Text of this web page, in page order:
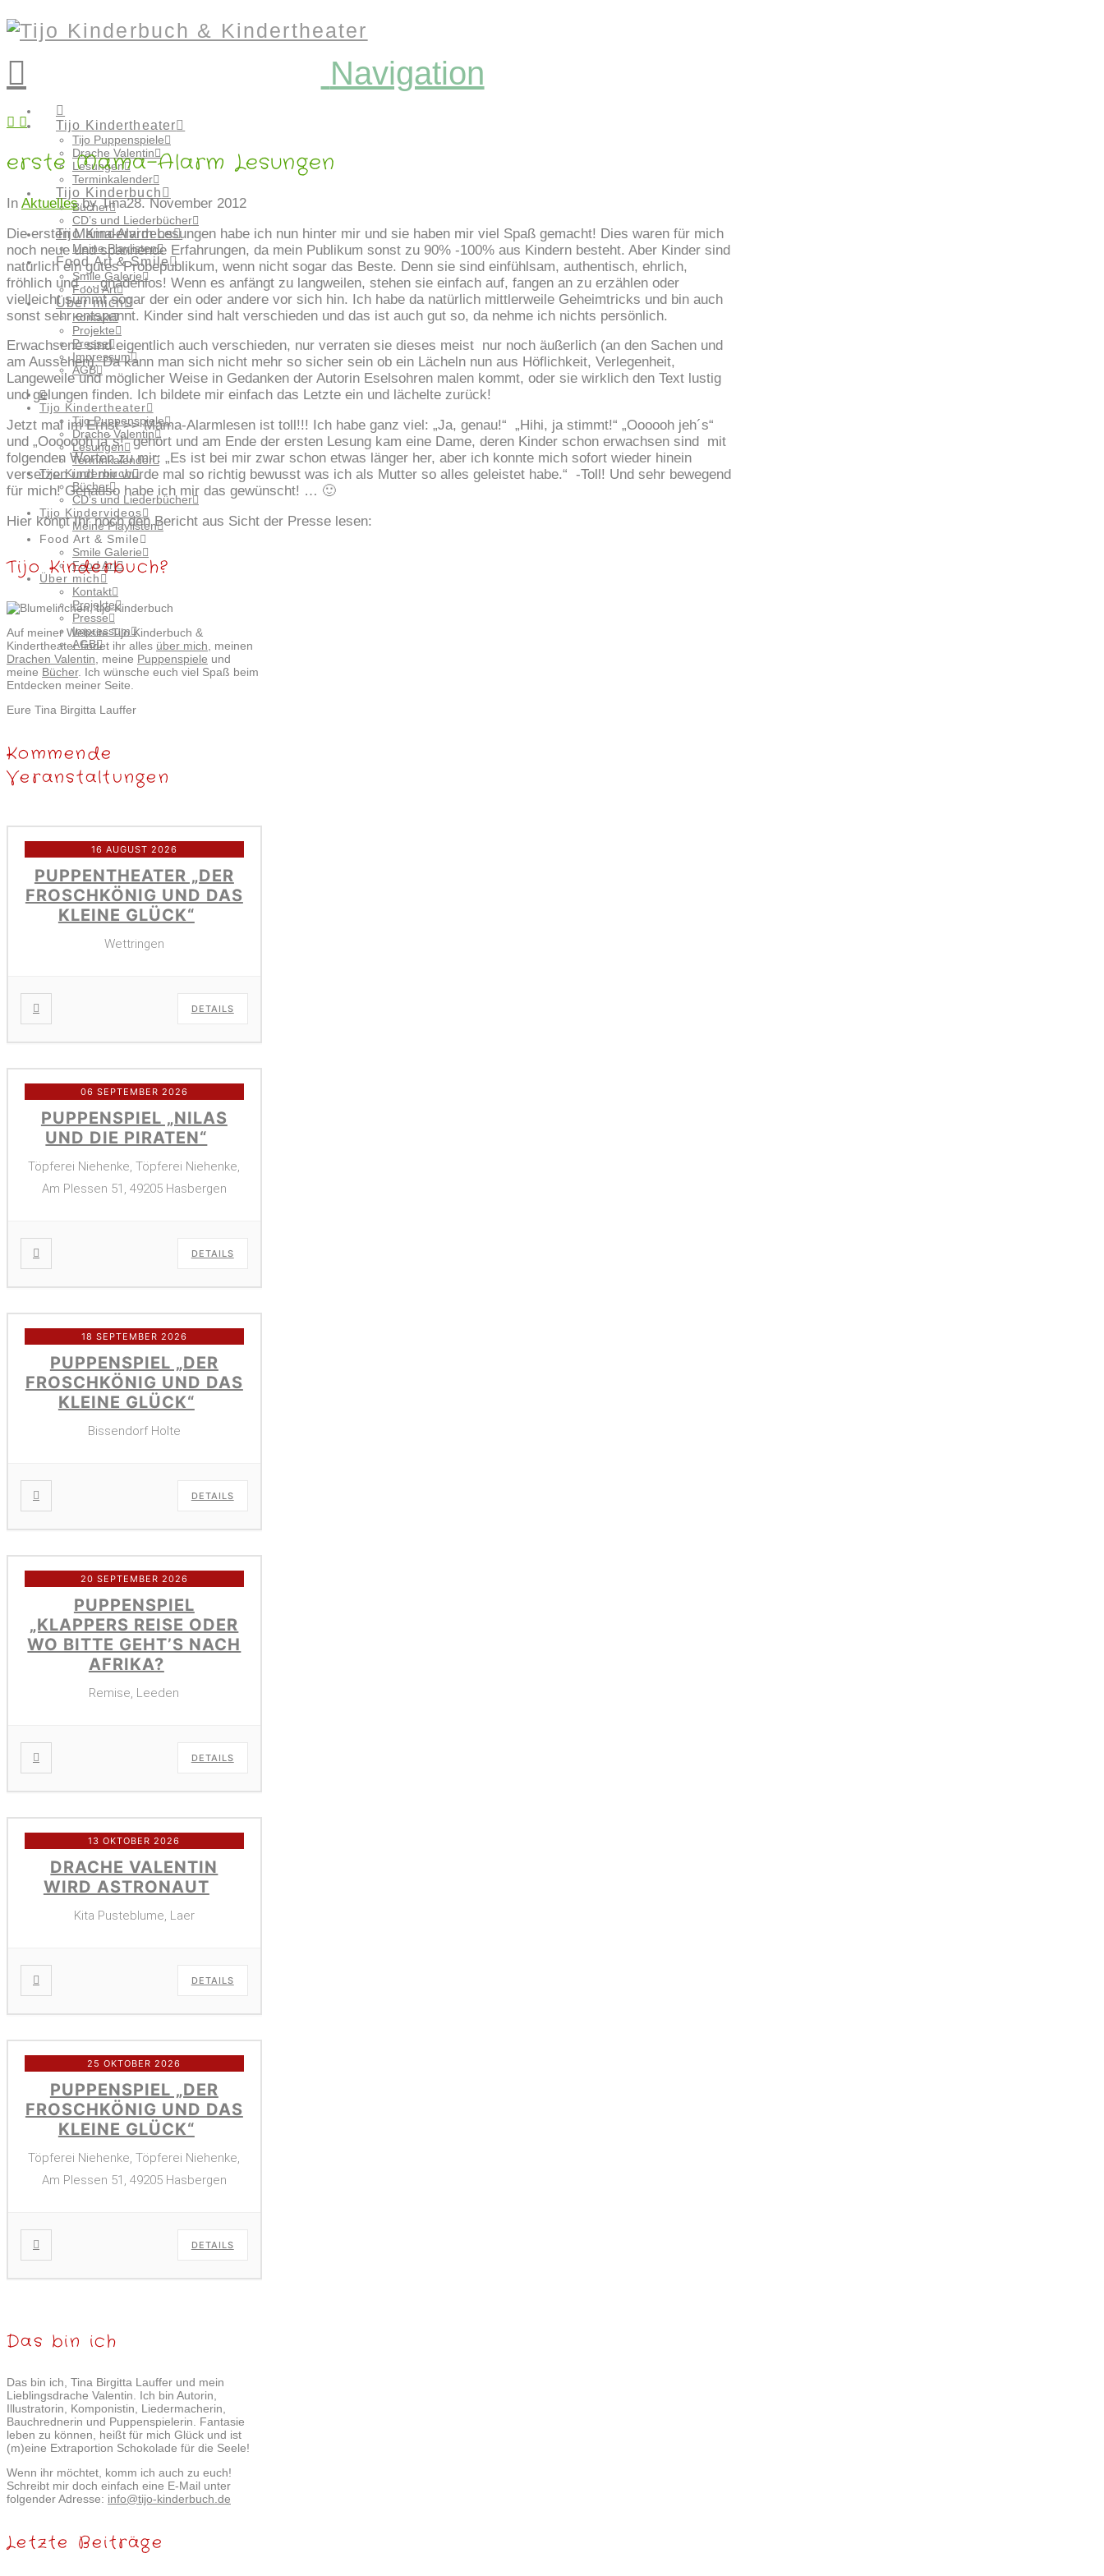
Navigation
Tijo Kindertheater
Tijo Puppenspiele
Drache Valentin
Lesungen
Terminkalender
Tijo Kinderbuch
Bücher
CD’s und Liederbücher
Tijo Kindervideos
Meine Playlisten
Food Art & Smile
Smile Galerie
Food Art
Über mich
Kontakt
Projekte
Presse
Impressum
AGB
Tijo Kindertheater
Tijo Puppenspiele
Drache Valentin
Lesungen
Terminkalender
Tijo Kinderbuch
Bücher
CD’s und Liederbücher
Tijo Kindervideos
Meine Playlisten
Food Art & Smile
Smile Galerie
Food Art
Über mich
Kontakt
Projekte
Presse
Impressum
AGB
erste Mama-Alarm Lesungen
In Aktuellesby Tina28. November 2012
Die ersten Mama-Alarm Lesungen habe ich nun hinter mir und sie haben mir viel Spaß gemacht! Dies waren für mich
noch neue und spannende Erfahrungen, da mein Publikum sonst zu 90% -100% aus Kindern besteht. Aber Kinder sind
natürlich ein gutes Probepublikum, wenn nicht sogar das Beste. Denn sie sind einfühlsam, authentisch, ehrlich,
fröhlich und … gnadenlos! Wenn es anfängt zu langweilen, stehen sie einfach auf, fangen an zu erzählen oder
vielleicht summt sogar der ein oder andere vor sich hin. Ich habe da natürlich mittlerweile Geheimtricks und bin auch
sonst sehr entspannt. Kinder sind halt verschieden und das ist auch gut so, da nehme ich nichts persönlich.
Erwachsene sind eigentlich auch verschieden, nur verraten sie dieses meist nur noch äußerlich (an den Sachen und
am Aussehen). Da kann man sich nicht mehr so sicher sein ob ein Lächeln nun aus Höflichkeit, Verlegenheit,
Langeweile und möglicher Weise in Gedanken der Autorin Eselsohren malen kommt, oder sie wirklich den Text lustig
und gelungen finden. Ich bildete mir einfach das Letzte ein und lächelte zurück!
Jetzt mal im Ernst >> Mama-Alarmlesen ist toll!!! Ich habe ganz viel: „Ja, genau!“ „Hihi, ja stimmt!“ „Oooooh jeh´s“
und „Ooooooh ja´s!“ gehört und am Ende der ersten Lesung kam eine Dame, deren Kinder schon erwachsen sind mit
folgenden Worten zu mir: „Es ist bei mir zwar schon etwas länger her, aber ich konnte mich sofort wieder hinein
versetzen und mir wurde mal so richtig bewusst was ich als Mutter so alles geleistet habe.“ -Toll! Und sehr bewegend
für mich! Genauso habe ich mir das gewünscht! … 🙂
Hier könnt Ihr noch den Bericht aus Sicht der Presse lesen:
Tijo Kinderbuch?
Auf meiner Website Tijo Kinderbuch &
Kindertheater findet ihr alles über mich , meinen
Drachen Valentin , meine Puppenspiele und
meine Bücher. Ich wünsche euch viel Spaß beim
Entdecken meiner Seite.
Eure Tina Birgitta Lauffer
Kommende
Veranstaltungen
16 AUGUST 2026
PUPPENTHEATER „DER
FROSCHKÖNIG UND DAS
KLEINE GLÜCK“
Wettringen
DETAILS
06 SEPTEMBER 2026
PUPPENSPIEL „NILAS
UND DIE PIRATEN“
Töpferei Niehenke, Töpferei Niehenke,
Am Plessen 51, 49205 Hasbergen
DETAILS
18 SEPTEMBER 2026
PUPPENSPIEL „DER
FROSCHKÖNIG UND DAS
KLEINE GLÜCK“
Bissendorf Holte
DETAILS
20 SEPTEMBER 2026
PUPPENSPIEL
„KLAPPERS REISE ODER
WO BITTE GEHT’S NACH
AFRIKA?
Remise, Leeden
DETAILS
13 OKTOBER 2026
DRACHE VALENTIN
WIRD ASTRONAUT
Kita Pusteblume, Laer
DETAILS
25 OKTOBER 2026
PUPPENSPIEL „DER
FROSCHKÖNIG UND DAS
KLEINE GLÜCK“
Töpferei Niehenke, Töpferei Niehenke,
Am Plessen 51, 49205 Hasbergen
DETAILS
Das bin ich
Das bin ich, Tina Birgitta Lauffer und mein
Lieblingsdrache Valentin. Ich bin Autorin,
Illustratorin, Komponistin, Liedermacherin,
Bauchrednerin und Puppenspielerin. Fantasie
leben zu können, heißt für mich Glück und ist
(m)eine Extraportion Schokolade für die Seele!
Wenn ihr möchtet, komm ich auch zu euch!
Schreibt mir doch einfach eine E-Mail unter
folgender Adresse: info@tijo-kinderbuch.de
Letzte Beiträge